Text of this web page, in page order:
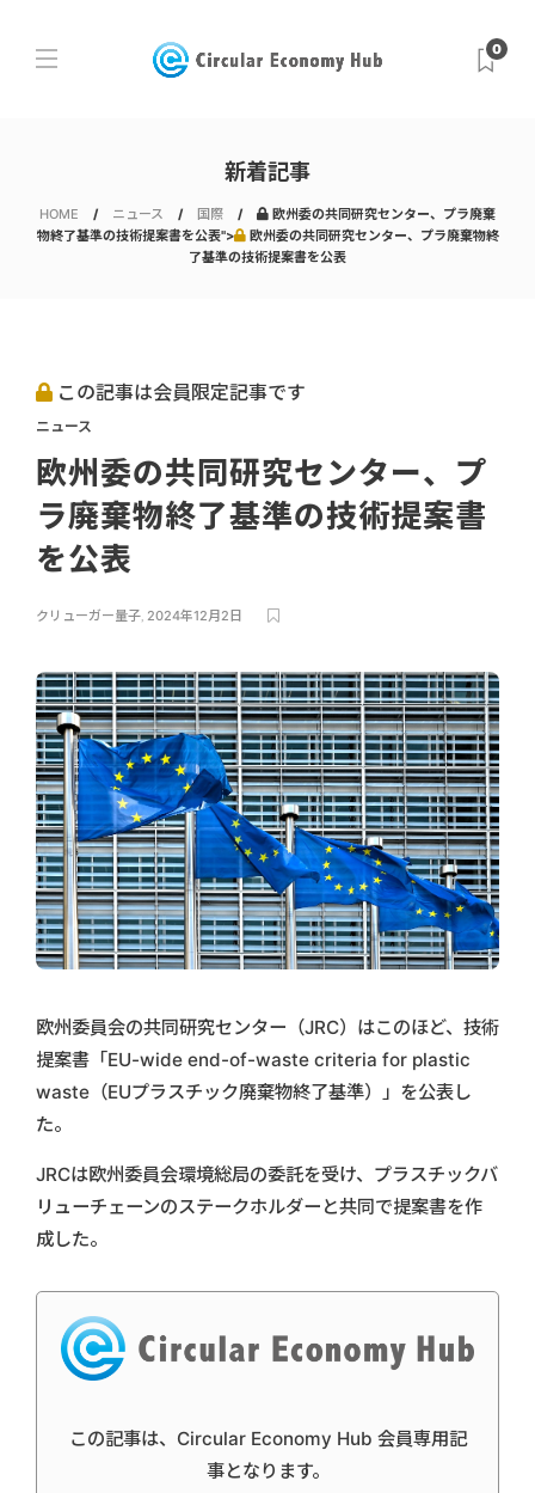
0
新着記事
HOME ニュース 国際
欧州委の共同研究センター、プラ廃棄
物終了基準の技術提案書を公表">
欧州委の共同研究センター、プラ廃棄物終
了基準の技術提案書を公表
この記事は会員限定記事です
ニュース
欧州委の共同研究センター、プ
ラ廃棄物終了基準の技術提案書
を公表
クリューガー量子, 2024年12月2日
欧州委員会の共同研究センター（JRC）はこのほど、技術
提案書「EU-wide end-of-waste criteria for plastic
waste（EUプラスチック廃棄物終了基準）」を公表し
た。
JRCは欧州委員会環境総局の委託を受け、プラスチックバ
リューチェーンのステークホルダーと共同で提案書を作
成した。
この記事は、Circular Economy Hub 会員専用記
事となります。